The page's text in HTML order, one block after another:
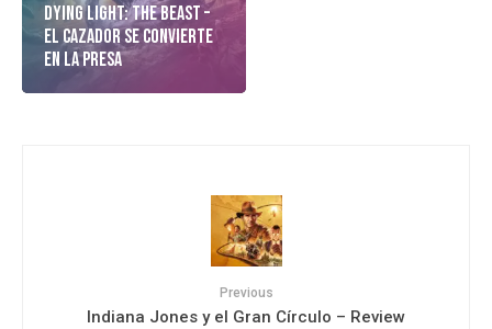
Dying Light: The Beast –
El cazador Se Convierte
En La Presa
Previous
Indiana Jones y el Gran Círculo – Review